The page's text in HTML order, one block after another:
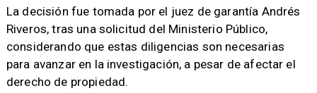
La decisión fue tomada por el juez de garantía Andrés
Riveros, tras una solicitud del Ministerio Público,
considerando que estas diligencias son necesarias
para avanzar en la investigación, a pesar de afectar el
derecho de propiedad.